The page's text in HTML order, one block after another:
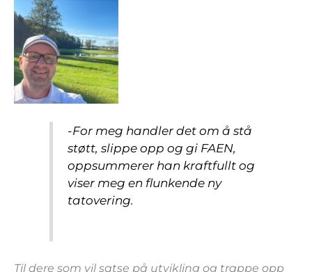
-For meg handler det om å stå
støtt, slippe opp og gi FAEN,
oppsummerer han kraftfullt og
viser meg en flunkende ny
tatovering.
Til dere som vil satse på utvikling og trappe opp